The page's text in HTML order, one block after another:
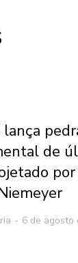
lança
de
por
6 de agosto